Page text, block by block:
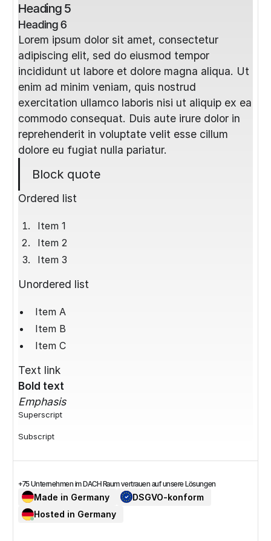
Heading 5
Heading 6
Lorem ipsum dolor sit amet, consectetur
adipiscing elit, sed do eiusmod tempor
incididunt ut labore et dolore magna aliqua. Ut
enim ad minim veniam, quis nostrud
exercitation ullamco laboris nisi ut aliquip ex ea
commodo consequat. Duis aute irure dolor in
reprehenderit in voluptate velit esse cillum
dolore eu fugiat nulla pariatur.
Block quote
Ordered list
Item 1
Item 2
Item 3
Unordered list
Item A
Item B
Item C
Text link
Bold text
Emphasis
Superscript
Subscript
+75 Unternehmen im DACH Raum vertrauen auf unsere Lösungen
Made in Germany
DSGVO-konform
Hosted in Germany